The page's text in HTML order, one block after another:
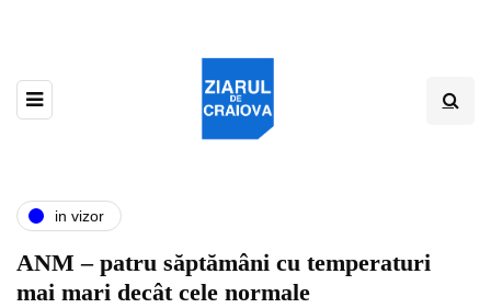
in vizor
ANM – patru săptămâni cu temperaturi
mai mari decât cele normale